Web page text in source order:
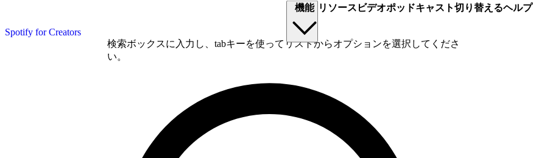
Spotify for Creators
機能 リソース ビデオポッドキャスト切り替えるヘルプ
検索ボックスに入力し、tabキーを使ってリストからオプションを選択してくださ
い。